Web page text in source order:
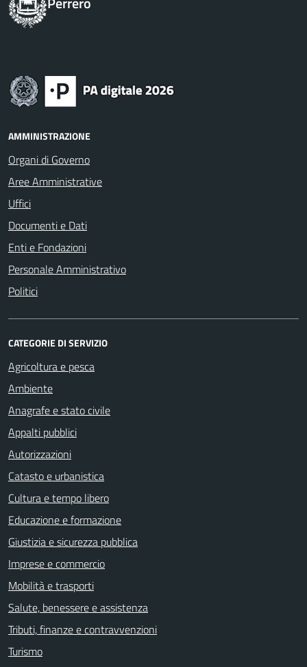
AMMINISTRAZIONE
Organi di Governo
Aree Amministrative
Uffici
Documenti e Dati
Enti e Fondazioni
Personale Amministrativo
Politici
CATEGORIE DI SERVIZIO
Agricoltura e pesca
Ambiente
Anagrafe e stato civile
Appalti pubblici
Autorizzazioni
Catasto e urbanistica
Cultura e tempo libero
Educazione e formazione
Giustizia e sicurezza pubblica
Imprese e commercio
Mobilità e trasporti
Salute, benessere e assistenza
Tributi, finanze e contravvenzioni
Turismo